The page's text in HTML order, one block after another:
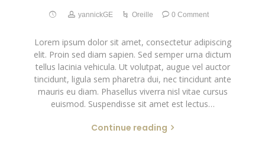
yannickGE Oreille 0 Comment
Lorem ipsum dolor sit amet, consectetur adipiscing
elit. Proin sed diam sapien. Sed semper urna dictum
tellus lacinia vehicula. Ut volutpat, augue vel auctor
tincidunt, ligula sem pharetra dui, nec tincidunt ante
mauris eu diam. Phasellus viverra nisl vitae cursus
euismod. Suspendisse sit amet est lectus…
Continue reading